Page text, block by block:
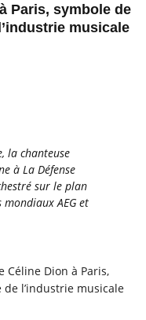
Paris, symbole de
musicale
la chanteuse
à La Défense
sur le plan
AEG et
Céline Dion à Paris,
l’industrie musicale